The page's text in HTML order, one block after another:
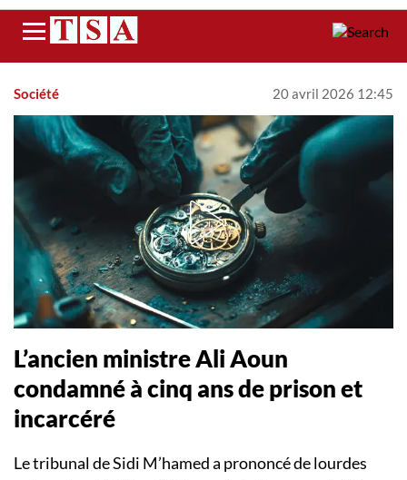
Menu
Société 20 avril 2026 12:45
L’ancien ministre Ali Aoun
condamné à cinq ans de prison et
incarcéré
Le tribunal de Sidi M’hamed a prononcé de lourdes